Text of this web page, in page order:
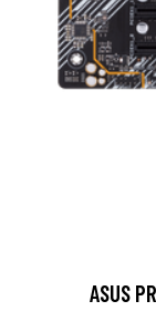
ASUS